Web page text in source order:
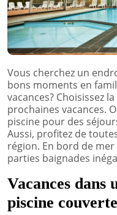
Vous cherchez un
bons moments en
vacances? Choisissez
prochaines vacances.
piscine pour des
Aussi, profitez de
région. En bord de
parties baignades
Vacances dans
piscine couverte